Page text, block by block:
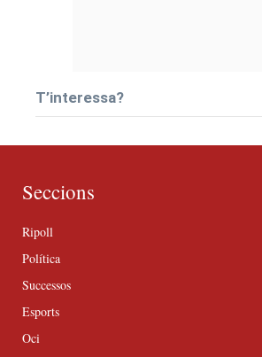
T’interessa?
Seccions
Ripoll
Política
Successos
Esports
Oci